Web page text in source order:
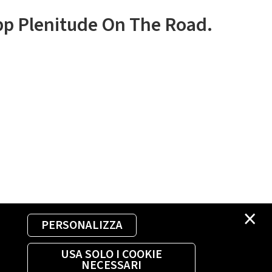
×
PERSONALIZZA
USA SOLO I COOKIE
NECESSARI
Plenitude On The Road.